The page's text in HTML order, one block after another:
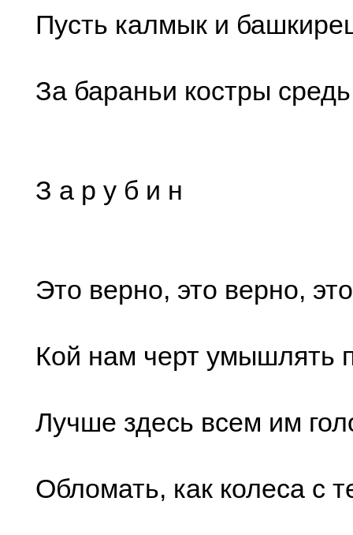
Пусть калмык и
За бараньи костры
З а р у б и н
Это верно, это верно,
Кой нам черт умышлять
Лучше здесь всем им
Обломать, как колеса с